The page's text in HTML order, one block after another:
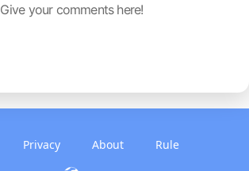
Give your comments here!
Privacy About Rule